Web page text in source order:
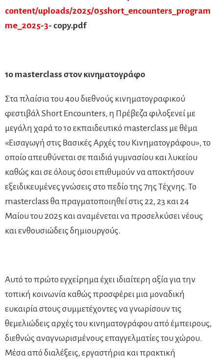
content/uploads/2025/05short_encounters_program
me_2025-3- copy.pdf
1ο masterclass στον κινηματογράφο
Στα πλαίσια του 4ου διεθνούς κινηματογραφικού
φεστιβάλ Short Encounters, η Πρέβεζα φιλοξενεί με
μεγάλη χαρά το 1ο εκπαιδευτικό masterclass με θέμα
«Εισαγωγή στις Βασικές Αρχές του Κινηματογράφου», το
οποίο απευθύνεται σε παιδιά γυμνασίου και λυκείου
καθώς και σε όλους όσοι επιθυμούν να αποκτήσουν
εξειδικευμένες γνώσεις στο πεδίο της 7ης Τέχνης. Το
masterclass θα πραγματοποιηθεί στις 22, 23 και 24
Μαίου του 2025 και αναμένεται να προσελκύσει νέους
και ενθουσιώδεις δημιουργούς.
Αυτό το πρώτο εγχείρημα έχει ιδιαίτερη αξία για την
τοπική κοινωνία καθώς προσφέρει μια μοναδική
ευκαιρία στους συμμετέχοντες να γνωρίσουν τις
θεμελιώδεις αρχές του κινηματογράφου από έμπειρους,
διεθνώς αναγνωρισμένους επαγγελματίες του χώρου.
Μέσα από διαλέξεις, εργαστήρια και πρακτική